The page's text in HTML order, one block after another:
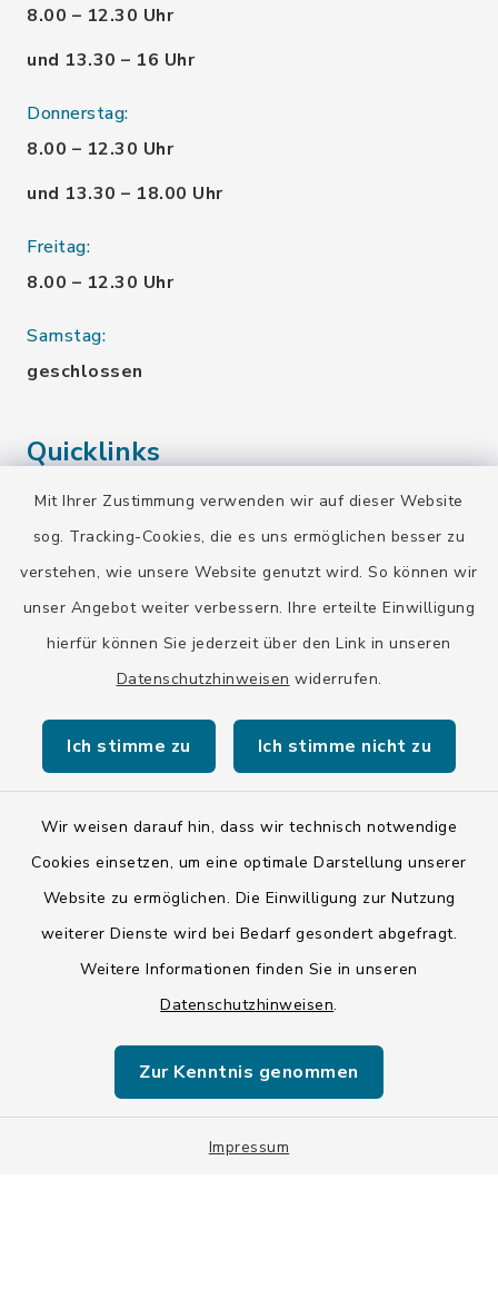
Mit Ihrer Zustimmung verwenden wir auf dieser Website
sog. Tracking-Cookies, die es uns ermöglichen besser zu
verstehen, wie unsere Website genutzt wird. So können wir
unser Angebot weiter verbessern. Ihre erteilte Einwilligung
hierfür können Sie jederzeit über den Link in unseren
Datenschutzhinweisen widerrufen.
Ich stimme zu Ich stimme nicht zu
Wir weisen darauf hin, dass wir technisch notwendige
Cookies einsetzen, um eine optimale Darstellung unserer
Website zu ermöglichen. Die Einwilligung zur Nutzung
weiterer Dienste wird bei Bedarf gesondert abgefragt.
Weitere Informationen finden Sie in unseren
Datenschutzhinweisen.
Zur Kenntnis genommen
Impressum
8.00 – 12.30 Uhr
und 13.30 – 16 Uhr
Donnerstag:
8.00 – 12.30 Uhr
und 13.30 – 18.00 Uhr
Freitag:
8.00 – 12.30 Uhr
Samstag:
geschlossen
Quicklinks
Landratsamt Bad Tölz-Wolfratshausen
BayernPortal
Kontakt
Barrierefreiheit
Impressum
LSI-Siegel
Datenschutzgrundverordnung
Sitemap